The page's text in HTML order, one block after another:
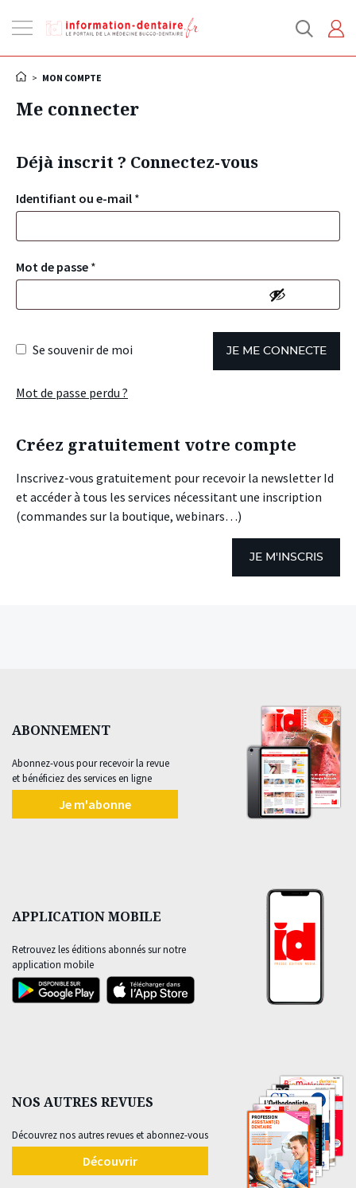
la
> MON COMPTE
Me connecter
Déjà inscrit ? Connectez-vous
Identifiant ou e-mail *
Mot de passe *
Se souvenir de moi JE ME CONNECTE
Mot de passe perdu ?
Créez gratuitement votre compte
Inscrivez-vous gratuitement pour recevoir la newsletter Id
et accéder à tous les services nécessitant une inscription
(commandes sur la boutique, webinars…)
JE M'INSCRIS
ABONNEMENT
Abonnez-vous pour recevoir la revue
et bénéficiez des services en ligne
Je m'abonne
APPLICATION MOBILE
Retrouvez les éditions abonnés sur notre
application mobile
NOS AUTRES REVUES
Découvrez nos autres revues et abonnez-vous
Découvrir